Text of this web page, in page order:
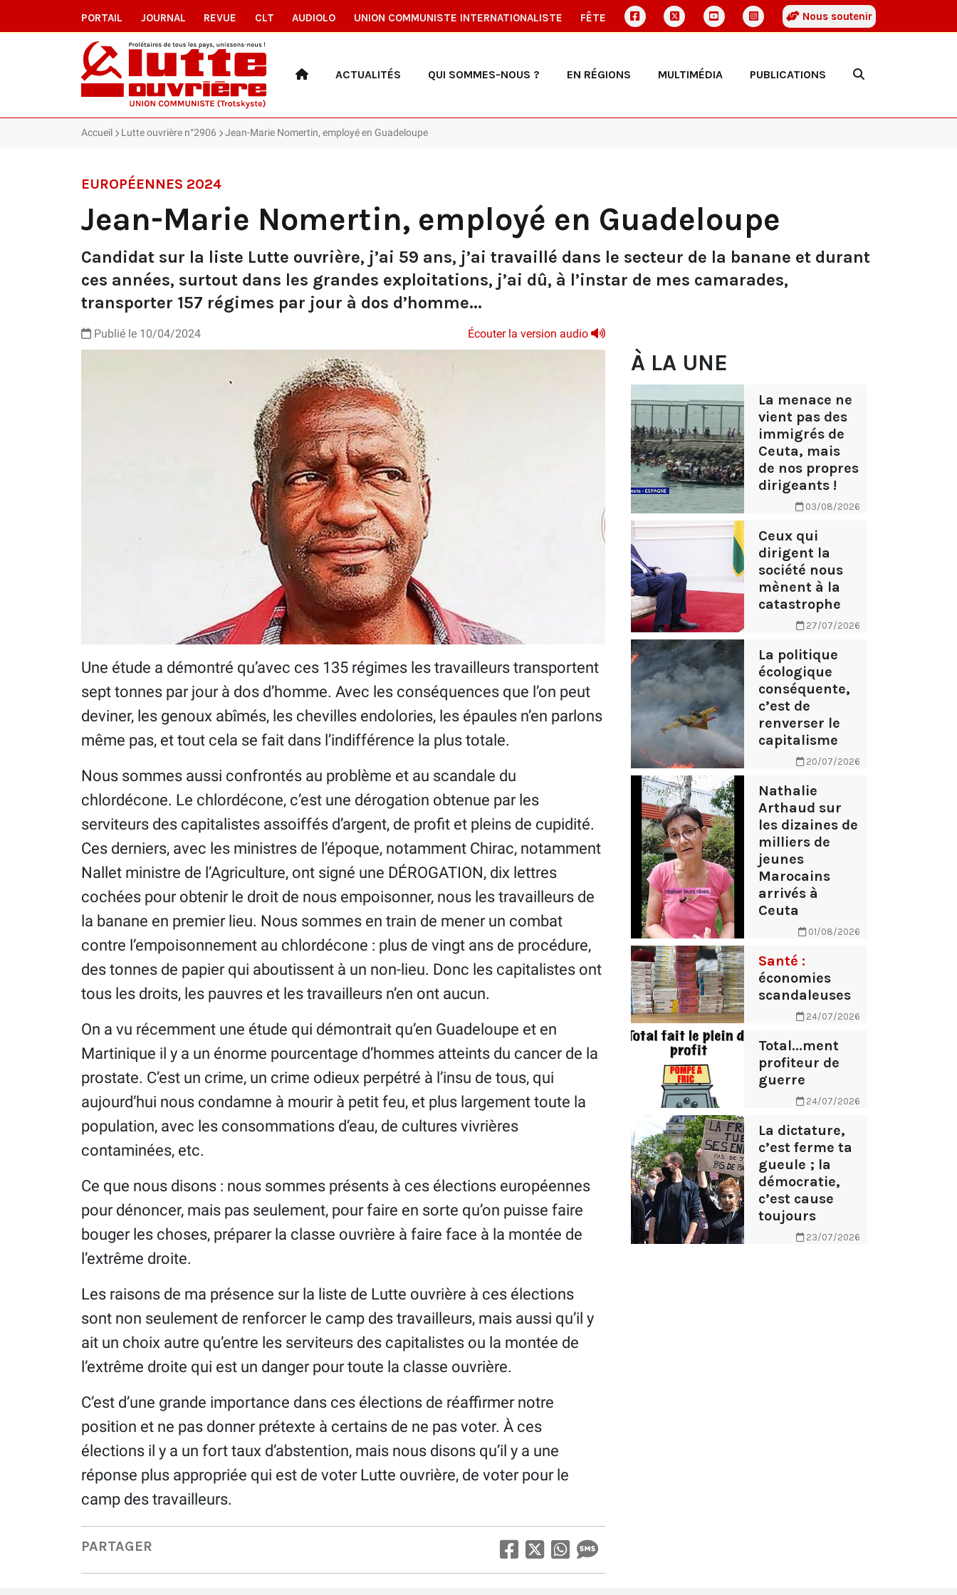
PORTAIL JOURNAL REVUE CLT AUDIOLO UNION COMMUNISTE INTERNATIONALISTE FÊTE Nous soutenir
ACTUALITÉS QUI SOMMES-NOUS ? EN RÉGIONS MULTIMÉDIA PUBLICATIONS
Accueil Lutte ouvrière n°2906 Jean-Marie Nomertin, employé en Guadeloupe
EUROPÉENNES 2024
Jean-Marie Nomertin, employé en Guadeloupe
Candidat sur la liste Lutte ouvrière, j’ai 59 ans, j’ai travaillé dans le secteur de la banane et durant
ces années, surtout dans les grandes exploitations, j’ai dû, à l’instar de mes camarades,
transporter 157 régimes par jour à dos d’homme...
Publié le 10/04/2024 Écouter la version audio
Une étude a démontré qu’avec ces 135 régimes les travailleurs transportent
sept tonnes par jour à dos d’homme. Avec les conséquences que l’on peut
deviner, les genoux abîmés, les chevilles endolories, les épaules n’en parlons
même pas, et tout cela se fait dans l’indifférence la plus totale.
Nous sommes aussi confrontés au problème et au scandale du
chlordécone. Le chlordécone, c’est une dérogation obtenue par les
serviteurs des capitalistes assoiffés d’argent, de profit et pleins de cupidité.
Ces derniers, avec les ministres de l’époque, notamment Chirac, notamment
Nallet ministre de l’Agriculture, ont signé une DÉROGATION, dix lettres
cochées pour obtenir le droit de nous empoisonner, nous les travailleurs de
la banane en premier lieu. Nous sommes en train de mener un combat
contre l’empoisonnement au chlordécone : plus de vingt ans de procédure,
des tonnes de papier qui aboutissent à un non-lieu. Donc les capitalistes ont
tous les droits, les pauvres et les travailleurs n’en ont aucun.
On a vu récemment une étude qui démontrait qu’en Guadeloupe et en
Martinique il y a un énorme pourcentage d’hommes atteints du cancer de la
prostate. C’est un crime, un crime odieux perpétré à l’insu de tous, qui
aujourd’hui nous condamne à mourir à petit feu, et plus largement toute la
population, avec les consommations d’eau, de cultures vivrières
contaminées, etc.
Ce que nous disons : nous sommes présents à ces élections européennes
pour dénoncer, mais pas seulement, pour faire en sorte qu’on puisse faire
bouger les choses, préparer la classe ouvrière à faire face à la montée de
l’extrême droite.
Les raisons de ma présence sur la liste de Lutte ouvrière à ces élections
sont non seulement de renforcer le camp des travailleurs, mais aussi qu’il y
ait un choix autre qu’entre les serviteurs des capitalistes ou la montée de
l’extrême droite qui est un danger pour toute la classe ouvrière.
C’est d’une grande importance dans ces élections de réaffirmer notre
position et ne pas donner prétexte à certains de ne pas voter. À ces
élections il y a un fort taux d’abstention, mais nous disons qu’il y a une
réponse plus appropriée qui est de voter Lutte ouvrière, de voter pour le
camp des travailleurs.
PARTAGER
À LA UNE
La menace ne
vient pas des
immigrés de
Ceuta, mais
de nos propres
dirigeants !
03/08/2026
Ceux qui
dirigent la
société nous
mènent à la
catastrophe
27/07/2026
La politique
écologique
conséquente,
c’est de
renverser le
capitalisme
20/07/2026
Nathalie
Arthaud sur
les dizaines de
milliers de
jeunes
Marocains
arrivés à
Ceuta
01/08/2026
Santé :
économies
scandaleuses
24/07/2026
Total...ment
profiteur de
guerre
24/07/2026
La dictature,
c’est ferme ta
gueule ; la
démocratie,
c’est cause
toujours
23/07/2026